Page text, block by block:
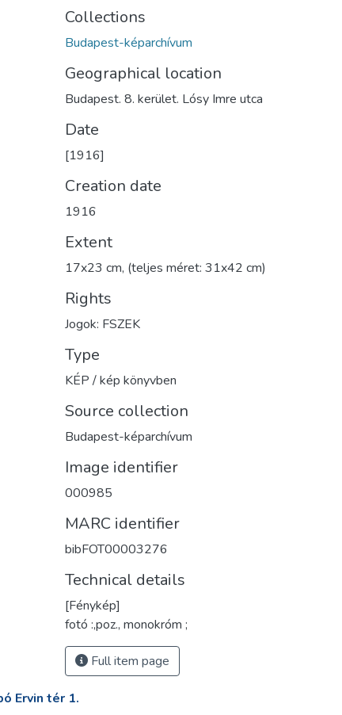
Collections
Budapest-képarchívum
Geographical location
Budapest. 8. kerület. Lósy Imre utca
Date
[1916]
Creation date
1916
Extent
17x23 cm, (teljes méret: 31x42 cm)
Rights
Jogok: FSZEK
Type
KÉP / kép könyvben
Source collection
Budapest-képarchívum
Image identifier
000985
MARC identifier
bibFOT00003276
Technical details
[Fénykép]
fotó :,poz., monokróm ;
Full item page
Ervin tér 1.